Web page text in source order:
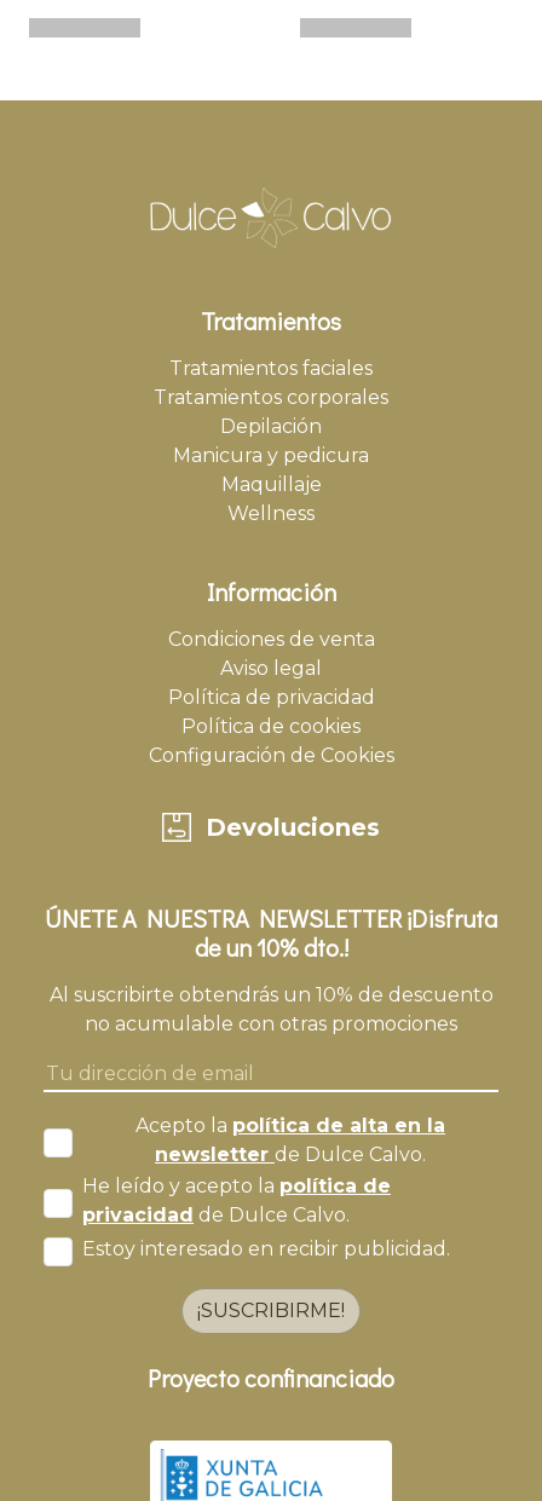
Tratamientos
Tratamientos faciales
Tratamientos corporales
Depilación
Manicura y pedicura
Maquillaje
Wellness
Información
Condiciones de venta
Aviso legal
Política de privacidad
Política de cookies
Configuración de Cookies
Devoluciones
ÚNETE A NUESTRA NEWSLETTER ¡Disfruta
de un 10% dto.!
Al suscribirte obtendrás un 10% de descuento
no acumulable con otras promociones
Acepto la política de alta en la
newsletter de Dulce Calvo.
He leído y acepto la política de
privacidad de Dulce Calvo.
Estoy interesado en recibir publicidad.
¡SUSCRIBIRME!
Proyecto confinanciado